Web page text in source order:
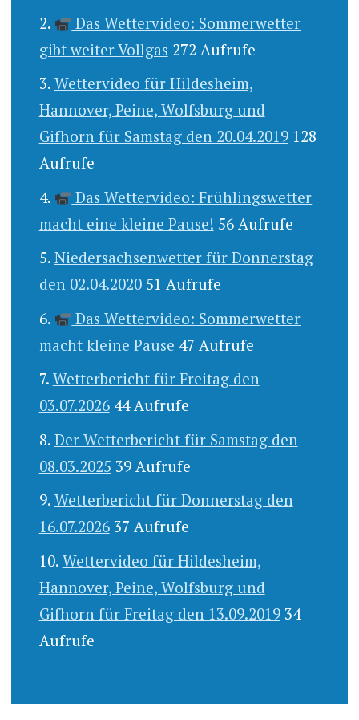
Das Wettervideo: Sommerwetter
gibt weiter Vollgas 272 Aufrufe
Wettervideo für Hildesheim,
Hannover, Peine, Wolfsburg und
Gifhorn für Samstag den 20.04.2019 128
Aufrufe
Das Wettervideo: Frühlingswetter
macht eine kleine Pause! 56 Aufrufe
Niedersachsenwetter für Donnerstag
den 02.04.2020 51 Aufrufe
Das Wettervideo: Sommerwetter
macht kleine Pause 47 Aufrufe
Wetterbericht für Freitag den
03.07.2026 44 Aufrufe
Der Wetterbericht für Samstag den
08.03.2025 39 Aufrufe
Wetterbericht für Donnerstag den
16.07.2026 37 Aufrufe
Wettervideo für Hildesheim,
Hannover, Peine, Wolfsburg und
Gifhorn für Freitag den 13.09.2019 34
Aufrufe